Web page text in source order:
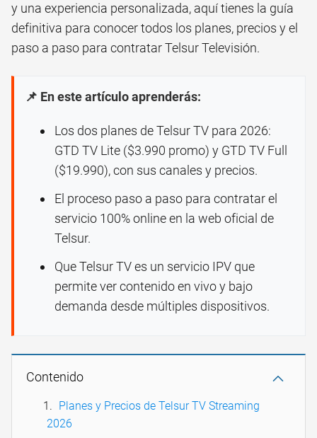
y una experiencia personalizada, aquí tienes la guía
definitiva para conocer todos los planes, precios y el
paso a paso para contratar Telsur Televisión.
📌 En este artículo aprenderás:
Los dos planes de Telsur TV para 2026:
GTD TV Lite ($3.990 promo) y GTD TV Full
($19.990), con sus canales y precios.
El proceso paso a paso para contratar el
servicio 100% online en la web oficial de
Telsur.
Que Telsur TV es un servicio IPV que
permite ver contenido en vivo y bajo
demanda desde múltiples dispositivos.
Contenido
Planes y Precios de Telsur TV Streaming
2026